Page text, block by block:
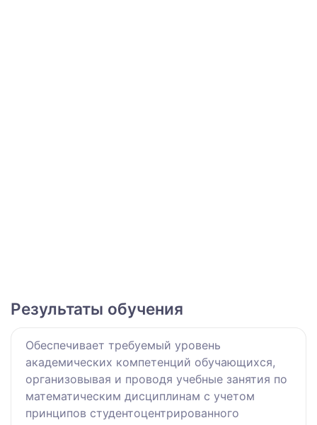
Результаты обучения
Обеспечивает требуемый уровень
академических компетенций обучающихся,
организовывая и проводя учебные занятия по
математическим дисциплинам с учетом
принципов студентоцентрированного